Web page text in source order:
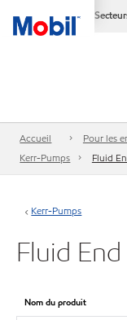
Accueil Pour les
Kerr-Pumps
Fluid
Kerr-Pumps
Fluid End
Nom du produit